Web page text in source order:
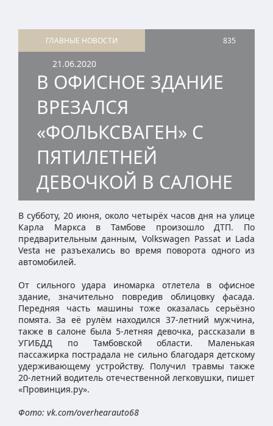
ГЛАВНЫЕ НОВОСТИ 835
21.06.2020
В ОФИСНОЕ ЗДАНИЕ
ВРЕЗАЛСЯ
«ФОЛЬКСВАГЕН» С
ПЯТИЛЕТНЕЙ
ДЕВОЧКОЙ В САЛОНЕ
В субботу, 20 июня, около четырёх часов дня на улице
Карла Маркса в Тамбове произошло ДТП. По
предварительным данным, Volkswagen Passat и Lada
Vesta не разъехались во время поворота одного из
автомобилей.
От сильного удара иномарка отлетела в офисное
здание, значительно повредив облицовку фасада.
Передняя часть машины тоже оказалась серьёзно
помята. За её рулём находился 37-летний мужчина,
также в салоне была 5-летняя девочка, рассказали в
УГИБДД по Тамбовской области. Маленькая
пассажирка пострадала не сильно благодаря детскому
удерживающему устройству. Получил травмы также
20-летний водитель отечественной легковушки, пишет
«Провинция.ру».
Фото: vk.com/overhearauto68